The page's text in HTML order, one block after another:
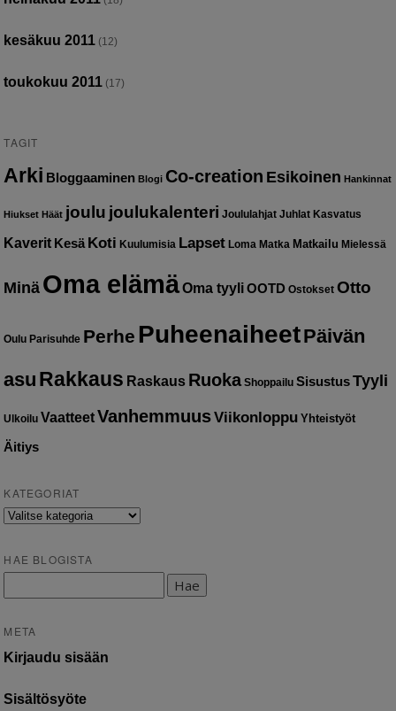
kesäkuu 2011 (12)
toukokuu 2011 (17)
TAGIT
Arki Bloggaaminen Blogi Co-creation Esikoinen Hankinnat
Hiukset Häät joulu joulukalenteri Joululahjat Juhlat Kasvatus
Kaverit Kesä Koti Kuulumisia Lapset Loma Matka Matkailu Mielessä
Minä Oma elämäOma tyyli OOTD Ostokset Otto
Oulu Parisuhde Perhe PuheenaiheetPäivän
asu Rakkaus Raskaus Ruoka Shoppailu Sisustus Tyyli
Ulkoilu VaatteetVanhemmuusViikonloppu Yhteistyöt
Äitiys
KATEGORIAT
Kategoriat
HAE BLOGISTA
META
Kirjaudu sisään
Sisältösyöte